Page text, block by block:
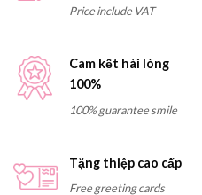
Price include VAT
Cam kết hài lòng
100%
100% guarantee smile
Tặng thiệp cao cấp
Free greeting cards